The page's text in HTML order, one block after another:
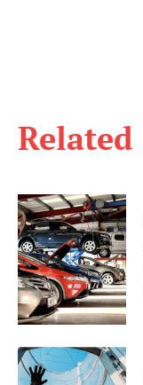
Related